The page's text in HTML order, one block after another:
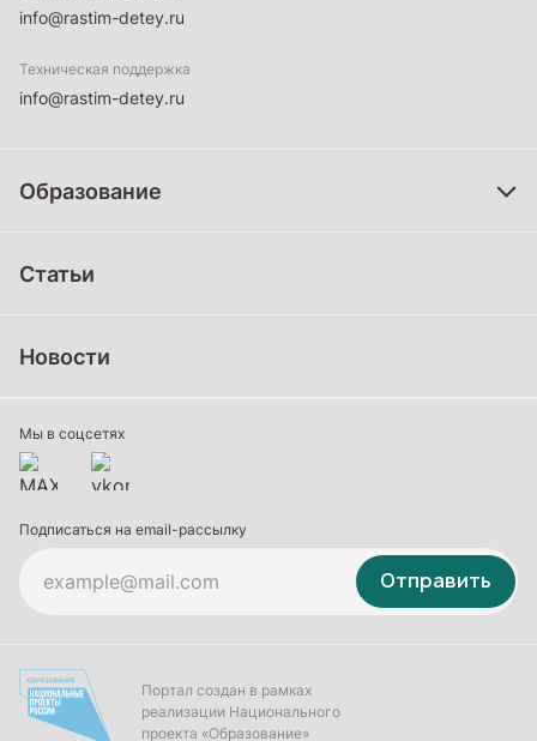
info@rastim-detey.ru
Техническая поддержка
info@rastim-detey.ru
Образование
Дополнительное образование
Статьи
Новости
Мы в соцсетях
Подписаться на email-рассылку
Отправить
Портал создан в рамках
реализации Национального
проекта «Образование»